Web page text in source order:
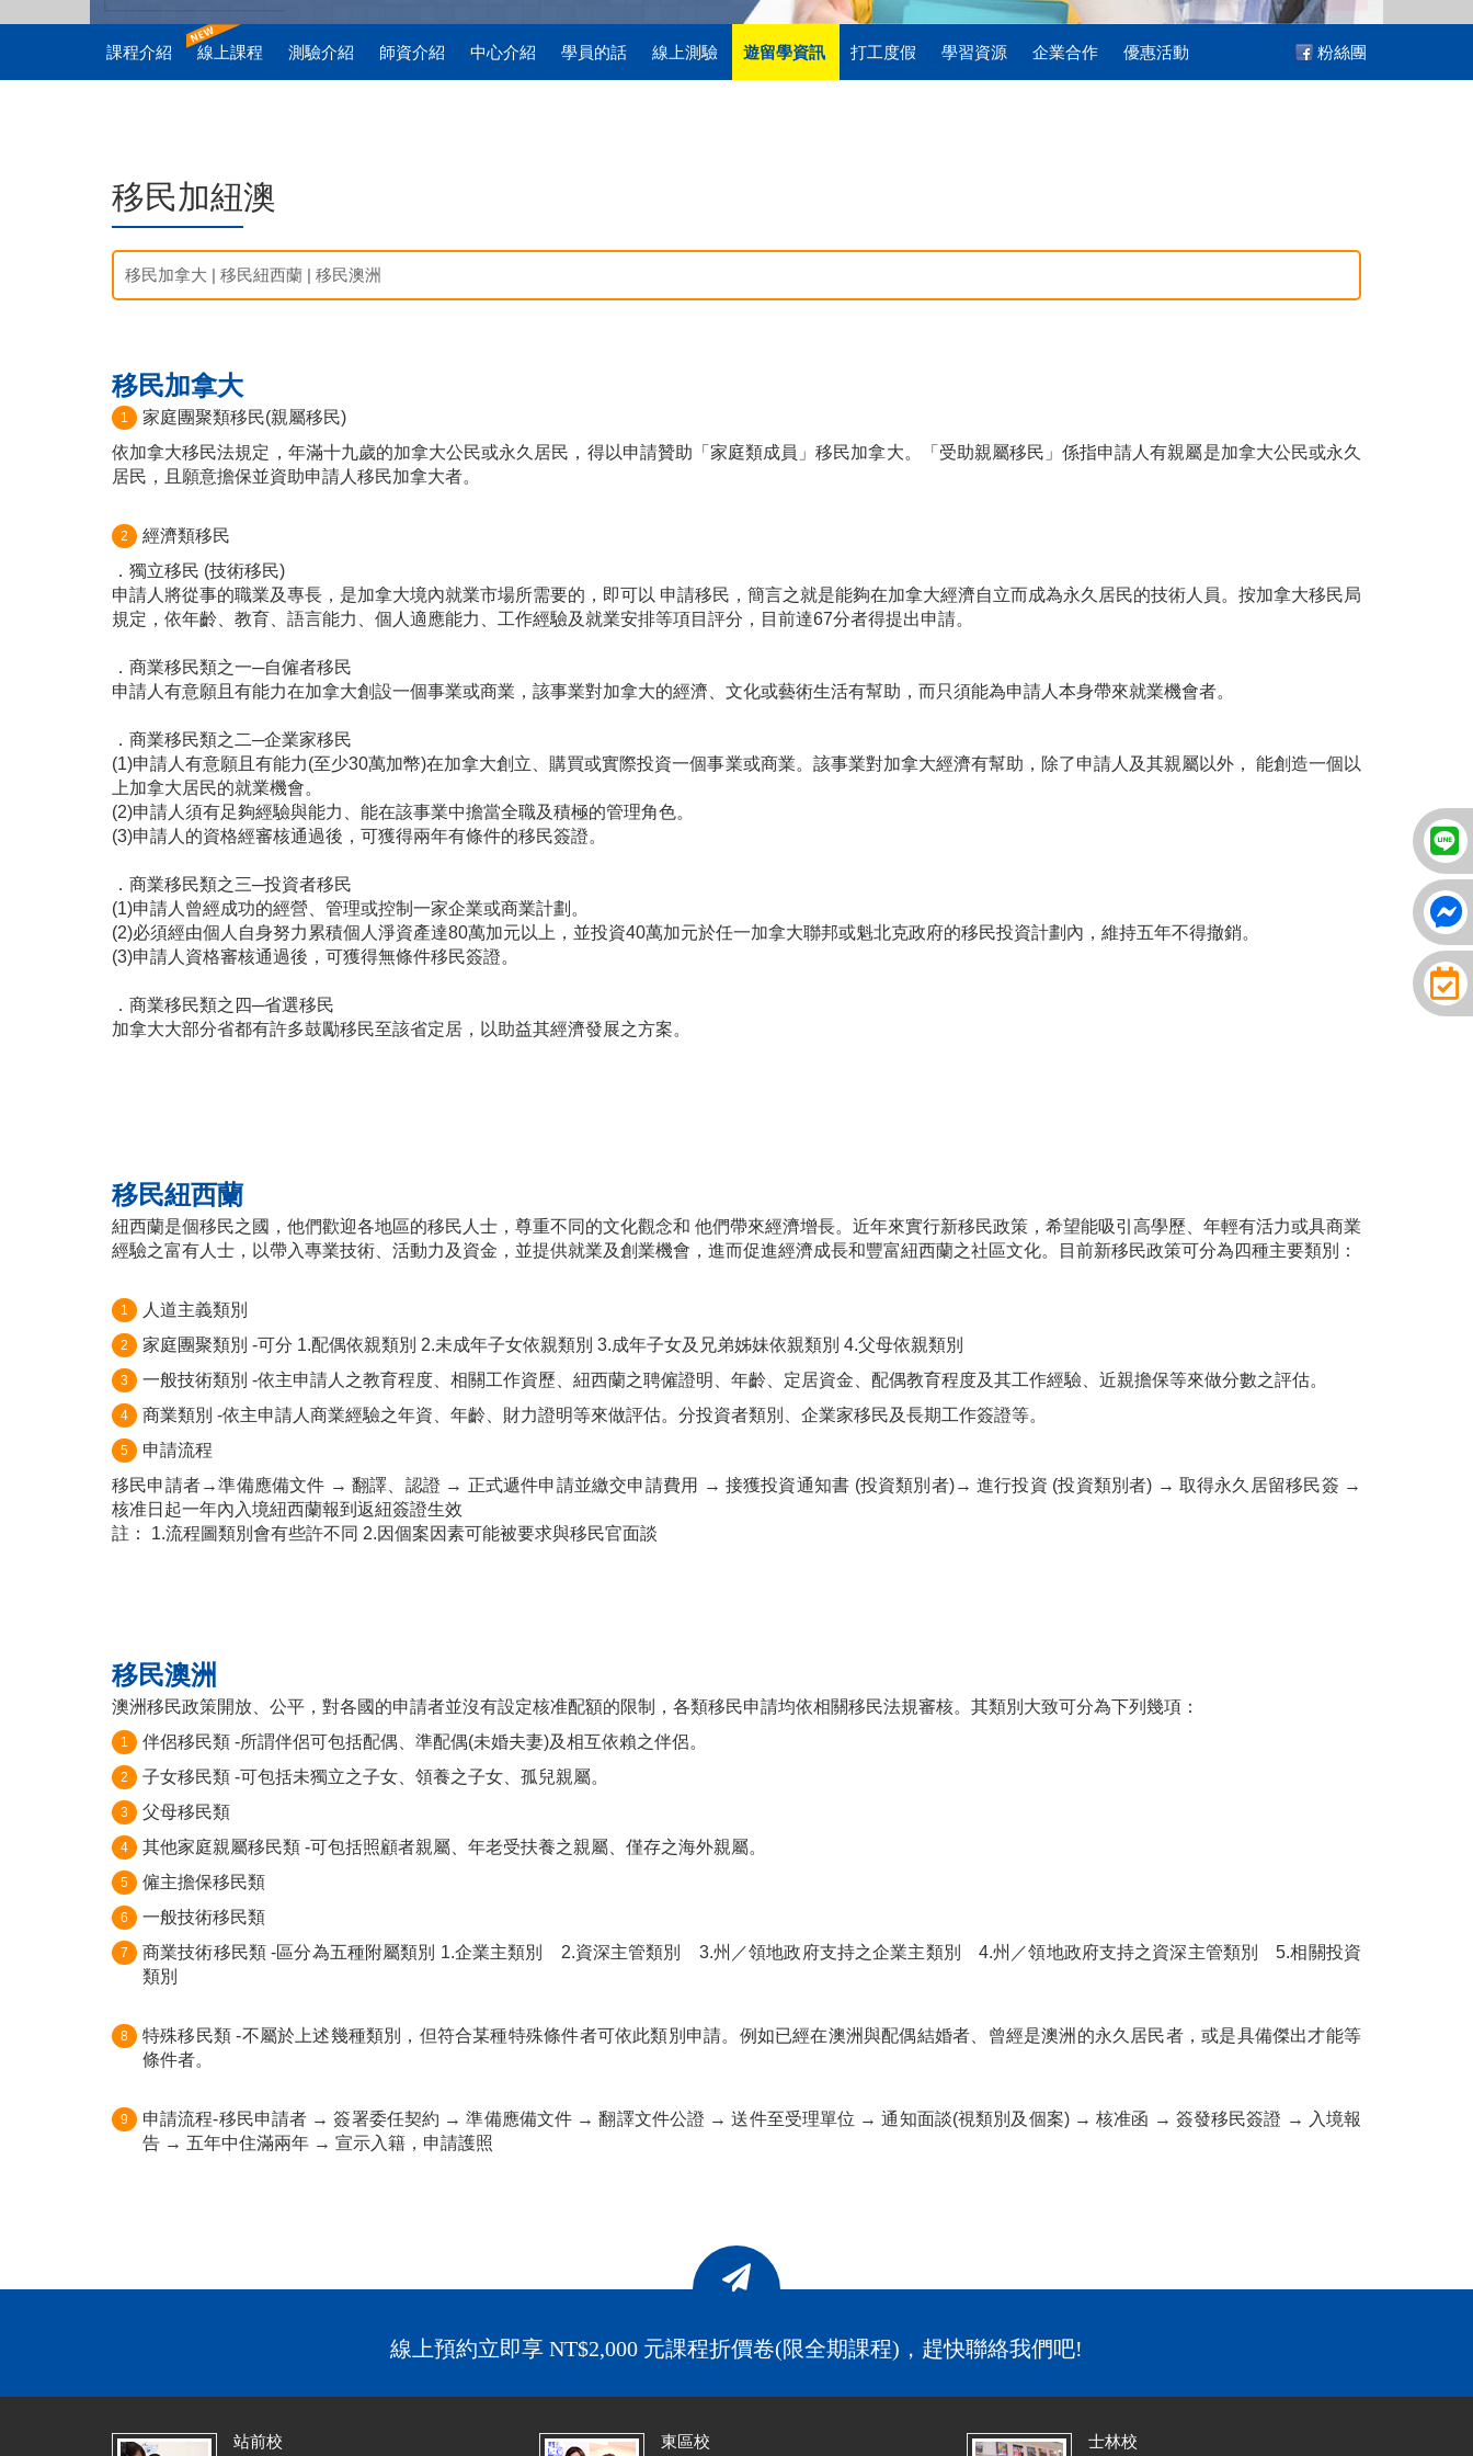
課程介紹 線上課程 測驗介紹 師資介紹 中心介紹 學員的話 線上測驗 遊留學資訊 打工度假 學習資源 企業合作 優惠活動 粉絲團
移民加紐澳
移民加拿大 | 移民紐西蘭 | 移民澳洲
移民加拿大
1
家庭團聚類移民(親屬移民)
依加拿大移民法規定，年滿十九歲的加拿大公民或永久居民，得以申請贊助「家庭類成員」移民加拿大。「受助親屬移民」係指申請人有親屬是加拿大公民或永久
居民，且願意擔保並資助申請人移民加拿大者。
2
經濟類移民
．獨立移民 (技術移民)
申請人將從事的職業及專長，是加拿大境內就業市場所需要的，即可以 申請移民，簡言之就是能夠在加拿大經濟自立而成為永久居民的技術人員。按加拿大移民局
規定，依年齡、教育、語言能力、個人適應能力、工作經驗及就業安排等項目評分，目前達67分者得提出申請。
．商業移民類之一─自僱者移民
申請人有意願且有能力在加拿大創設一個事業或商業，該事業對加拿大的經濟、文化或藝術生活有幫助，而只須能為申請人本身帶來就業機會者。
．商業移民類之二─企業家移民
(1)申請人有意願且有能力(至少30萬加幣)在加拿大創立、購買或實際投資一個事業或商業。該事業對加拿大經濟有幫助，除了申請人及其親屬以外， 能創造一個以
上加拿大居民的就業機會。
(2)申請人須有足夠經驗與能力、能在該事業中擔當全職及積極的管理角色。
(3)申請人的資格經審核通過後，可獲得兩年有條件的移民簽證。
．商業移民類之三─投資者移民
(1)申請人曾經成功的經營、管理或控制一家企業或商業計劃。
(2)必須經由個人自身努力累積個人淨資產達80萬加元以上，並投資40萬加元於任一加拿大聯邦或魁北克政府的移民投資計劃內，維持五年不得撤銷。
(3)申請人資格審核通過後，可獲得無條件移民簽證。
．商業移民類之四─省選移民
加拿大大部分省都有許多鼓勵移民至該省定居，以助益其經濟發展之方案。
移民紐西蘭
紐西蘭是個移民之國，他們歡迎各地區的移民人士，尊重不同的文化觀念和 他們帶來經濟增長。近年來實行新移民政策，希望能吸引高學歷、年輕有活力或具商業
經驗之富有人士，以帶入專業技術、活動力及資金，並提供就業及創業機會，進而促進經濟成長和豐富紐西蘭之社區文化。目前新移民政策可分為四種主要類別：
1 人道主義類別
2 家庭團聚類別 -可分 1.配偶依親類別 2.未成年子女依親類別 3.成年子女及兄弟姊妹依親類別 4.父母依親類別
3 一般技術類別 -依主申請人之教育程度、相關工作資歷、紐西蘭之聘僱證明、年齡、定居資金、配偶教育程度及其工作經驗、近親擔保等來做分數之評估。
4 商業類別 -依主申請人商業經驗之年資、年齡、財力證明等來做評估。分投資者類別、企業家移民及長期工作簽證等。
5
申請流程
移民申請者→準備應備文件 → 翻譯、認證 → 正式遞件申請並繳交申請費用 → 接獲投資通知書 (投資類別者)→ 進行投資 (投資類別者) → 取得永久居留移民簽 →
核准日起一年內入境紐西蘭報到返紐簽證生效
註： 1.流程圖類別會有些許不同 2.因個案因素可能被要求與移民官面談
移民澳洲
澳洲移民政策開放、公平，對各國的申請者並沒有設定核准配額的限制，各類移民申請均依相關移民法規審核。其類別大致可分為下列幾項：
1 伴侶移民類 -所謂伴侶可包括配偶、準配偶(未婚夫妻)及相互依賴之伴侶。
2 子女移民類 -可包括未獨立之子女、領養之子女、孤兒親屬。
3 父母移民類
4 其他家庭親屬移民類 -可包括照顧者親屬、年老受扶養之親屬、僅存之海外親屬。
5 僱主擔保移民類
6 一般技術移民類
7
商業技術移民類 -區分為五種附屬類別 1.企業主類別 2.資深主管類別 3.州／領地政府支持之企業主類別 4.州／領地政府支持之資深主管類別 5.相關投資
類別
8
特殊移民類 -不屬於上述幾種類別，但符合某種特殊條件者可依此類別申請。例如已經在澳洲與配偶結婚者、曾經是澳洲的永久居民者，或是具備傑出才能等
條件者。
9
申請流程-移民申請者 → 簽署委任契約 → 準備應備文件 → 翻譯文件公證 → 送件至受理單位 → 通知面談(視類別及個案) → 核准函 → 簽發移民簽證 → 入境報
告 → 五年中住滿兩年 → 宣示入籍，申請護照
線上預約立即享 NT$2,000 元課程折價卷(限全期課程)，趕快聯絡我們吧!
站前校
東區校
士林校